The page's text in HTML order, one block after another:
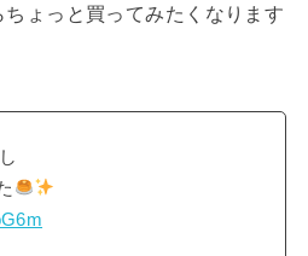
ょっと買ってみたくなります